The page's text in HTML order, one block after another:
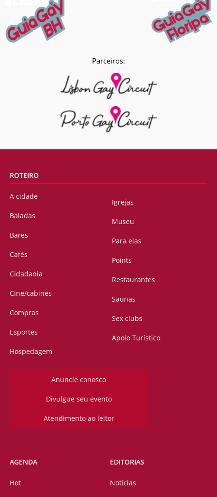
Parceiros:
ROTEIRO
A cidade
Baladas
Bares
Cafés
Cidadania
Cine/cabines
Compras
Esportes
Hospedagem
Igrejas
Museu
Para elas
Points
Restaurantes
Saunas
Sex clubs
Apoio Turístico
Anuncie conosco
Divulgue seu evento
Atendimento ao leitor
AGENDA
Hot
EDITORIAS
Notícias